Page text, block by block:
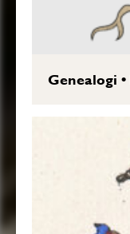
Genealogi •